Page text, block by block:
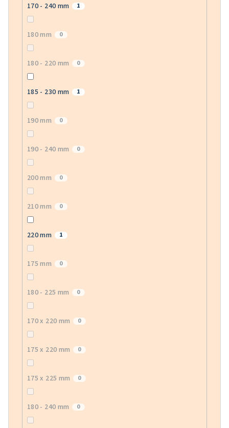
170 - 240 mm 1
180 mm 0
180 - 220 mm 0
185 - 230 mm 1
190 mm 0
190 - 240 mm 0
200 mm 0
210 mm 0
220 mm 1
175 mm 0
180 - 225 mm 0
170 x 220 mm 0
175 x 220 mm 0
175 x 225 mm 0
180 - 240 mm 0